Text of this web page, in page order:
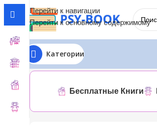
Перейти к навигации
Перейти к основному содержимому
Категории
Главная Диана Балыко
Бесплатные Книги